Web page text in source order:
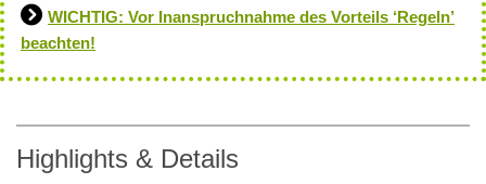
WICHTIG: Vor Inanspruchnahme des Vorteils ‘Regeln’
beachten!
Highlights & Details